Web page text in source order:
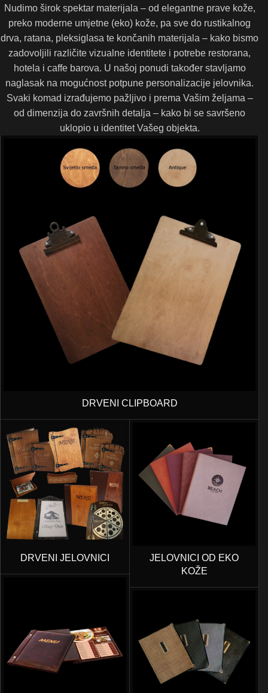
Nudimo širok spektar materijala – od elegantne prave kože,
preko moderne umjetne (eko) kože, pa sve do rustikalnog
drva, ratana, pleksiglasa te končanih materijala – kako bismo
zadovoljili različite vizualne identitete i potrebe restorana,
hotela i caffe barova. U našoj ponudi također stavljamo
naglasak na mogućnost potpune personalizacije jelovnika.
Svaki komad izrađujemo pažljivo i prema Vašim željama –
od dimenzija do završnih detalja – kako bi se savršeno
uklopio u identitet Vašeg objekta.
DRVENI CLIPBOARD
DRVENI JELOVNICI
JELOVNICI OD EKO
KOŽE